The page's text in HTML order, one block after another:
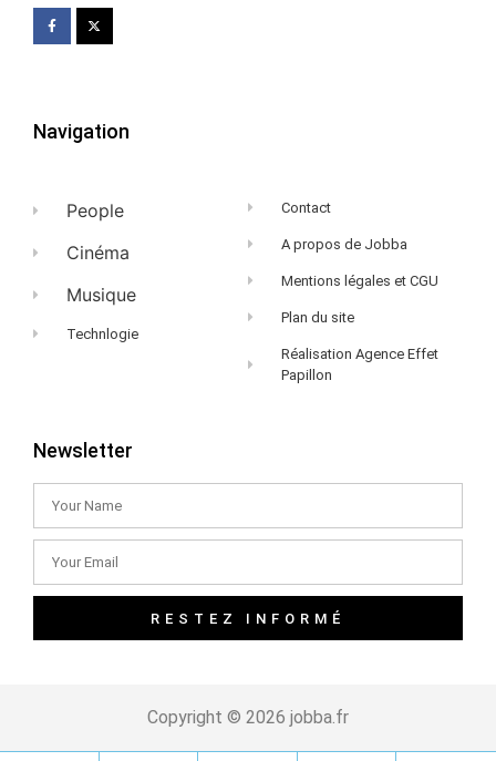
Navigation
People
Cinéma
Musique
Technlogie
Contact
A propos de Jobba
Mentions légales et CGU
Plan du site
Réalisation Agence Effet
Papillon
Newsletter
RESTEZ INFORMÉ
Copyright © 2026 jobba.fr